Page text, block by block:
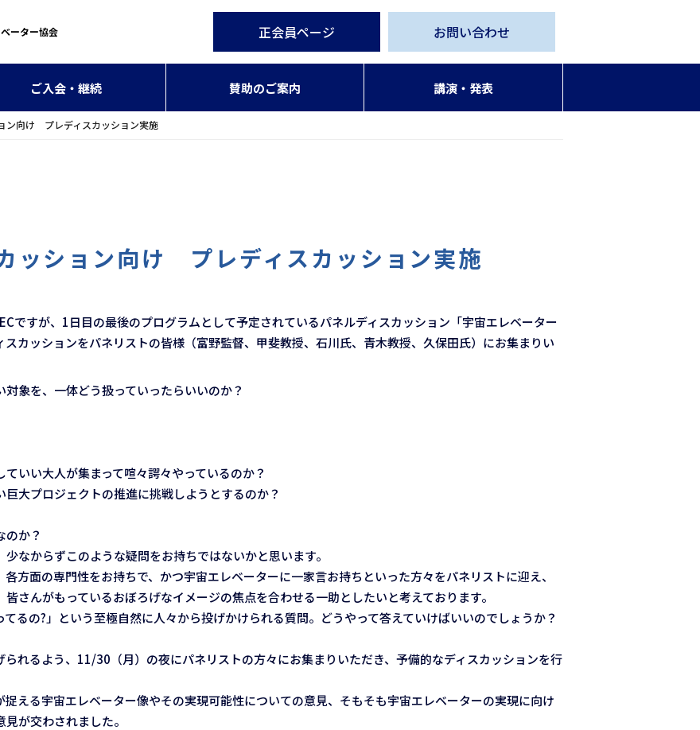
ーター協会 正会員ページ お問い合わせ
ご入会・継続 賛助のご案内 講演・発表
ン向け プレディスカッション実施
ッション向け プレディスカッション実施
ですが、1日目の最後のプログラムとして予定されているパネルディスカッション「宇宙エレベーター
カッションをパネリストの皆様（富野監督、甲斐教授、石川氏、青木教授、久保田氏）にお集まりい
象を、一体どう扱っていったらいいのか？
いい大人が集まって喧々諤々やっているのか？
大プロジェクトの推進に挑戦しようとするのか？
のか？
なからずこのような疑問をお持ちではないかと思います。
方面の専門性をお持ちで、かつ宇宙エレベーターに一家言お持ちといった方々をパネリストに迎え、
さんがもっているおぼろげなイメージの焦点を合わせる一助としたいと考えております。
てるの?」という至極自然に人々から投げかけられる質問。どうやって答えていけばいいのでしょうか？
れるよう、11/30（月）の夜にパネリストの方々にお集まりいただき、予備的なディスカッションを行
える宇宙エレベーター像やその実現可能性についての意見、そもそも宇宙エレベーターの実現に向け
が交わされました。